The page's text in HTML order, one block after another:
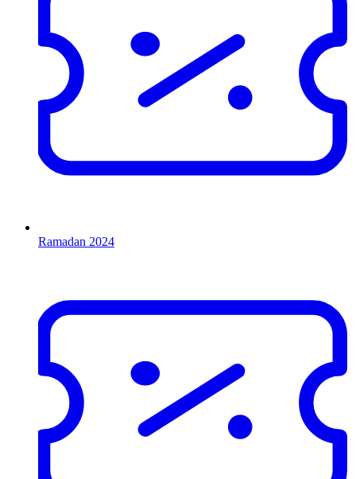
Ramadan 2024